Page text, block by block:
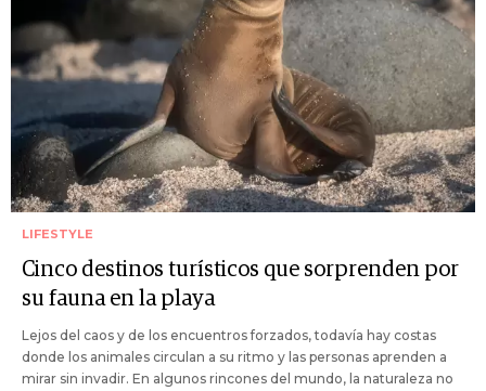
LIFESTYLE
Cinco destinos turísticos que sorprenden por
su fauna en la playa
Lejos del caos y de los encuentros forzados, todavía hay costas
donde los animales circulan a su ritmo y las personas aprenden a
mirar sin invadir. En algunos rincones del mundo, la naturaleza no